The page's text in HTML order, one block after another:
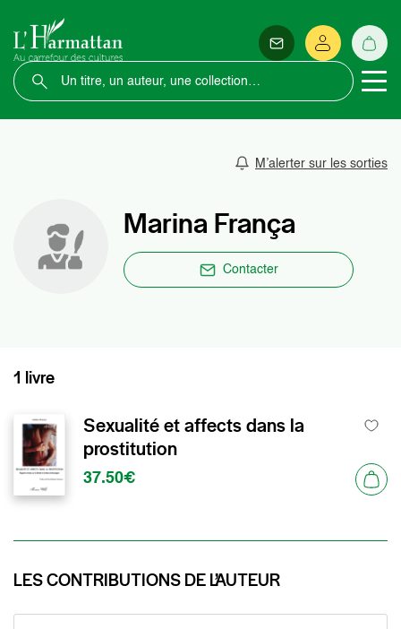
M’alerter sur les sorties
Marina França
Contacter
1 livre
Sexualité et affects dans la
prostitution
37.50€
LES CONTRIBUTIONS DE L’AUTEUR